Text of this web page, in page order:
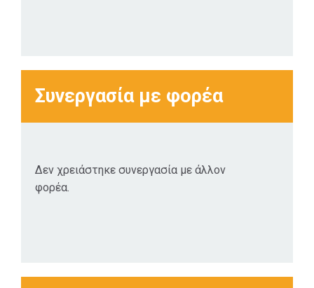
Συνεργασία με φορέα
Δεν χρειάστηκε συνεργασία με άλλον
φορέα.